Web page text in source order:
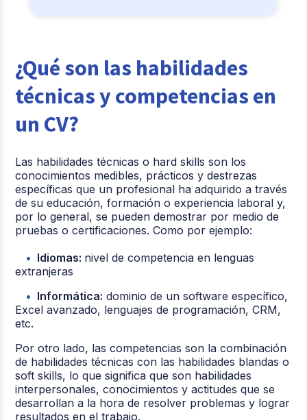
¿Qué son las habilidades
técnicas y competencias en
un CV?
Las habilidades técnicas o hard skills son los
conocimientos medibles, prácticos y destrezas
específicas que un profesional ha adquirido a través
de su educación, formación o experiencia laboral y,
por lo general, se pueden demostrar por medio de
pruebas o certificaciones. Como por ejemplo:
Idiomas: nivel de competencia en lenguas
extranjeras
Informática: dominio de un software específico,
Excel avanzado, lenguajes de programación, CRM,
etc.
Por otro lado, las competencias son la combinación
de habilidades técnicas con las habilidades blandas o
soft skills, lo que significa que son habilidades
interpersonales, conocimientos y actitudes que se
desarrollan a la hora de resolver problemas y lograr
resultados en el trabajo.